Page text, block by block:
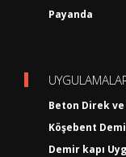
Payanda
Beton Direk ve
Köşebent
Demir kapı